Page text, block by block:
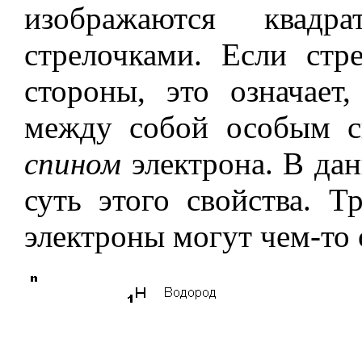
изображаются
стрелочками. Если
стороны, это
между собой особым
спином электрона. В
суть этого свойства.
электроны могут чем-то